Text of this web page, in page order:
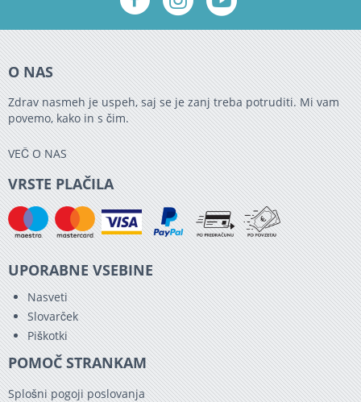
O NAS
Zdrav nasmeh je uspeh, saj se je zanj treba potruditi. Mi vam
povemo, kako in s čim.
VEČ O NAS
VRSTE PLAČILA
UPORABNE VSEBINE
Nasveti
Slovarček
Piškotki
POMOČ STRANKAM
Splošni pogoji poslovanja